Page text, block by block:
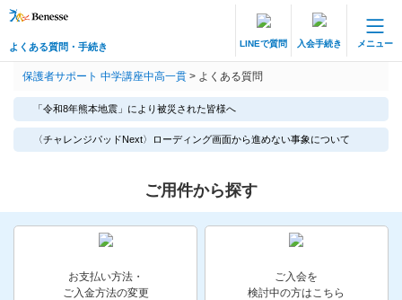
よくある質問・手続き LINEで質問 入会手続き メニュー
保護者サポート 中高一貫講座 トップ
登録情報の変更・各種お手続き
お客様サポート(手続き・照会)
よくある質問・お問い合わせ
カテゴリーから探す
保護者サポート 中学講座中高一貫 > よくある質問
「令和8年熊本地震」により被災された皆様へ
〈チャレンジパッドNext〉ローディング画面から進めない事象について
ご用件から探す
お支払い方法・
ご入金方法の変更
ご入会を
検討中の方はこちら